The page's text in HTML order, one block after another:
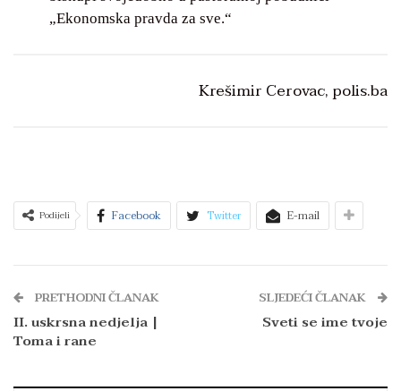
„Ekonomska pravda za sve.“
Krešimir Cerovac, polis.ba
Podijeli Facebook Twitter E-mail
PRETHODNI ČLANAK
II. uskrsna nedjelja |
Toma i rane
SLJEDEĆI ČLANAK
Sveti se ime tvoje